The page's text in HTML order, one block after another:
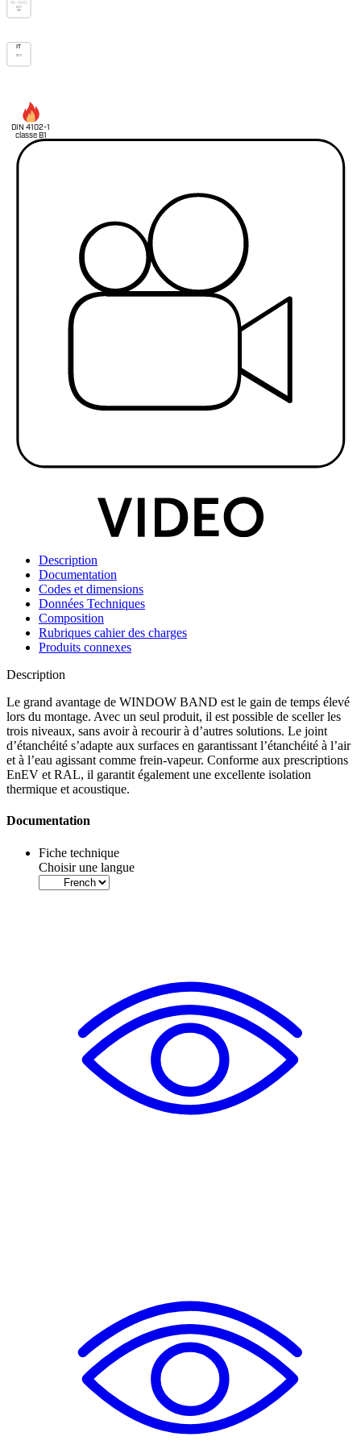
DIN 18542
BG1
MF1
IT
11673
DIN 4102-1
classe B1
Description
Documentation
Codes et dimensions
Données Techniques
Composition
Rubriques cahier des charges
Produits connexes
Description
Le grand avantage de WINDOW BAND est le gain de temps élevé
lors du montage. Avec un seul produit, il est possible de sceller les
trois niveaux, sans avoir à recourir à d’autres solutions. Le joint
d’étanchéité s’adapte aux surfaces en garantissant l’étanchéité à l’air
et à l’eau agissant comme frein-vapeur. Conforme aux prescriptions
EnEV et RAL, il garantit également une excellente isolation
thermique et acoustique.
Documentation
Fiche technique
Choisir une langue